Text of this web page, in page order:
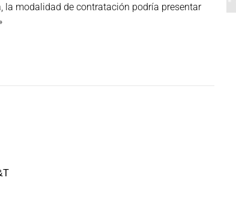
modalidad de contratación podría presentar